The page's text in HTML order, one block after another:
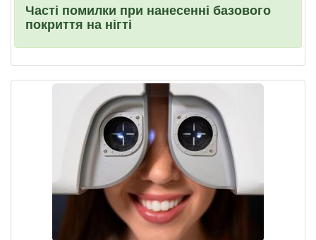
Часті помилки при нанесенні базового
покриття на нігті